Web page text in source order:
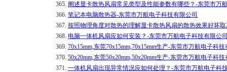
365. 阐述显卡散热风扇常见类型及性能参数有哪些？-东莞市万
366. 笔记本电脑散热器-东莞市万航电子科技有限公司
367. 按照物理角度对散热的理解显卡散热风扇的散热效果好坏
368. 电脑一体机风扇应如何安装？-东莞市万航电子科技有限公
369. 70x15mm,东莞70x15mm,70x15mm生产-东莞市万航电子科
370. 50x20mm,东莞50x20mm,50x20mm生产-东莞市万航电子科
371. 一体机风扇出现异常情况应如何处理？-东莞市万航电子科